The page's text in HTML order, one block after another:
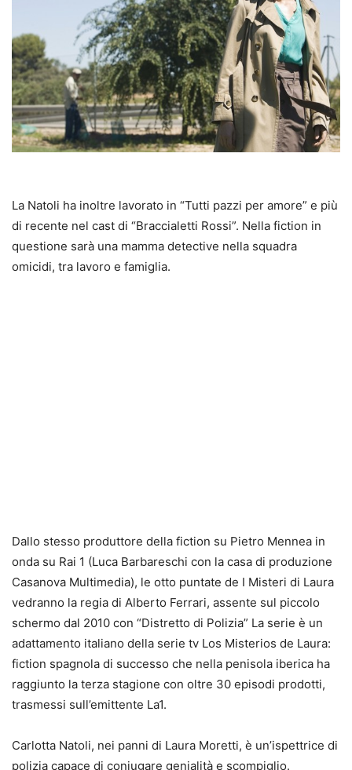
La Natoli ha inoltre lavorato in “Tutti pazzi per amore” e più
di recente nel cast di “Braccialetti Rossi”. Nella fiction in
questione sarà una mamma detective nella squadra
omicidi, tra lavoro e famiglia.
Dallo stesso produttore della fiction su Pietro Mennea in
onda su Rai 1 (Luca Barbareschi con la casa di produzione
Casanova Multimedia), le otto puntate de I Misteri di Laura
vedranno la regia di Alberto Ferrari, assente sul piccolo
schermo dal 2010 con “Distretto di Polizia” La serie è un
adattamento italiano della serie tv Los Misterios de Laura:
fiction spagnola di successo che nella penisola iberica ha
raggiunto la terza stagione con oltre 30 episodi prodotti,
trasmessi sull’emittente La1.
Carlotta Natoli, nei panni di Laura Moretti, è un’ispettrice di
polizia capace di coniugare genialità e scompiglio.